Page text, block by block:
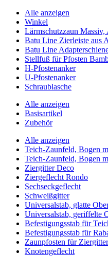
Alle anzeigen
Winkel
Lärmschutzzaun Massiv,
Batu Line Zierleiste aus
Batu Line
Stellfuß für Pfosten
H-Pfostenanker
U-Pfostenanker
Schraublasche
Alle anzeigen
Basisartikel
Zubehör
Alle anzeigen
Teich-Zaunfeld, Bogen
Teich-Zaunfeld, Bogen
Ziergitter Deco
Ziergeflecht Rondo
Sechseckgeflecht
Schweißgitter
Universalstab, glatte
Universalstab, geriffelte
Befestigungsstab für
Befestigungsstab für
Zaunpfosten für
Knotengeflecht